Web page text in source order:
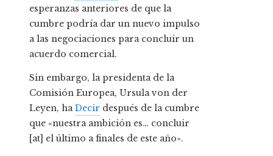
esperanzas anteriores de que la
cumbre podría dar un nuevo impulso
a las negociaciones para concluir un
acuerdo comercial.
Sin embargo, la presidenta de la
Comisión Europea, Ursula von der
Leyen, haDecir después de la cumbre
que «nuestra ambición es… concluir
[at] el último a finales de este año».